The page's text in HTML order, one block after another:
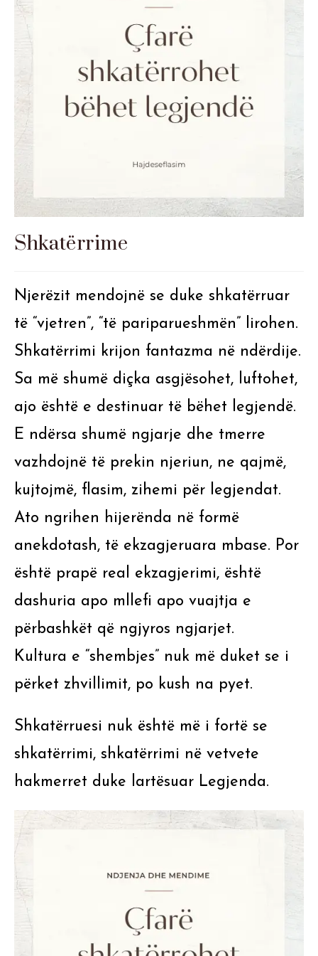
Shkatërrime
Njerëzit mendojnë se duke shkatërruar
të “vjetren”, “të pariparueshmën” lirohen.
Shkatërrimi krijon fantazma në ndërdije.
Sa më shumë diçka asgjësohet, luftohet,
ajo është e destinuar të bëhet legjendë.
E ndërsa shumë ngjarje dhe tmerre
vazhdojnë të prekin njeriun, ne qajmë,
kujtojmë, flasim, zihemi për legjendat.
Ato ngrihen hijerënda në formë
anekdotash, të ekzagjeruara mbase. Por
është prapë real ekzagjerimi, është
dashuria apo mllefi apo vuajtja e
përbashkët që ngjyros ngjarjet.
Kultura e “shembjes” nuk më duket se i
përket zhvillimit, po kush na pyet.
Shkatërruesi nuk është më i fortë se
shkatërrimi, shkatërrimi në vetvete
hakmerret duke lartësuar Legjenda.